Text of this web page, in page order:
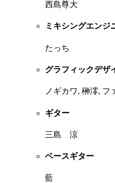
西島尊大
ミキシングエンジ
たっち
グラフィックデザ
ノギカワ, 榊澪, フ
ギター
三島 涼
ベースギター
藍